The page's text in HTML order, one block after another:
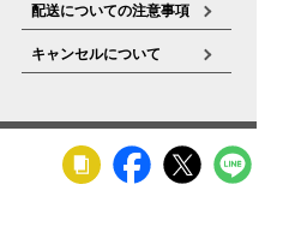
配送についての注意事項
キャンセルについて